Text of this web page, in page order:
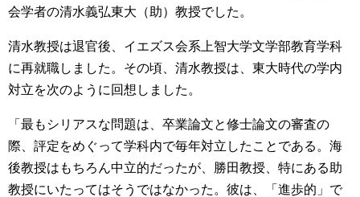
会学者の清水義弘東大（助）教授でした。
清水教授は退官後、イエズス会系上智大学文学部教育学科
に再就職しました。その頃、清水教授は、東大時代の学内
対立を次のように回想しました。
「最もシリアスな問題は、卒業論文と修士論文の審査の
際、評定をめぐって学科内で毎年対立したことである。海
後教授はもちろん中立的だったが、勝田教授、特にある助
教授にいたってはそうではなかった。彼は、「進歩的」で